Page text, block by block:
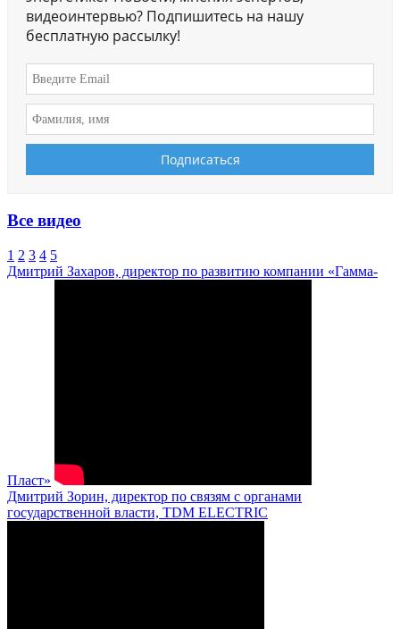
видеоинтервью? Подпишитесь на нашу
бесплатную рассылку!
Все видео
1 2 3 4 5
Дмитрий Захаров, директор по развитию компании «Гамма-
Пласт»
Дмитрий Зорин, директор по связям с органами
государственной власти, TDM ELECTRIC